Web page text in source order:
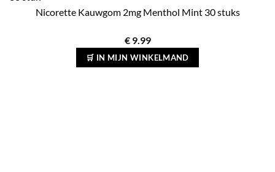
Nicorette Kauwgom 2mg Menthol Mint 30 stuks
€9.99
🛒 IN MIJN WINKELMAND